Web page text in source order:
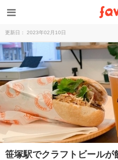
更新日： 2023年02月10日
笹塚駅でクラフトビールが